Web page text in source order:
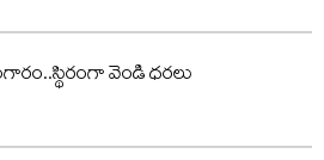
వెండి ధరలు